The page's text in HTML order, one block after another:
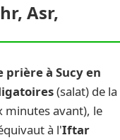
Asr,
prière à Sucy en
(salat) de la
minutes avant), le
à l'Iftar